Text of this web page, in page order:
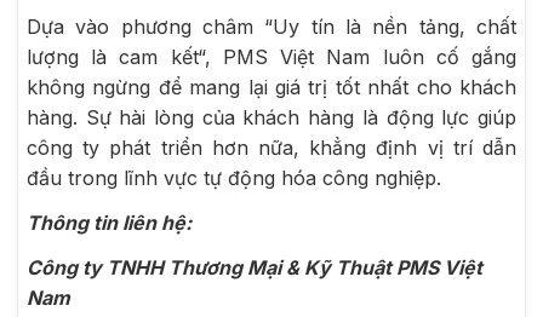
Dựa vào phương châm “Uy tín là nền tảng, chất
lượng là cam kết“, PMS Việt Nam luôn cố gắng
không ngừng để mang lại giá trị tốt nhất cho khách
hàng. Sự hài lòng của khách hàng là động lực giúp
công ty phát triển hơn nữa, khẳng định vị trí dẫn
đầu trong lĩnh vực tự động hóa công nghiệp.
Thông tin liên hệ:
Công ty TNHH Thương Mại & Kỹ Thuật PMS Việt
Nam